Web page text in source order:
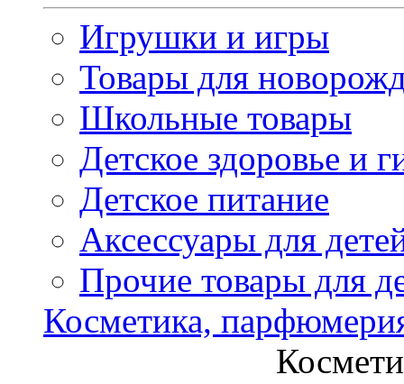
Игрушки и игры
Товары для
Школьные товары
Детское здоровье и
Детское питание
Аксессуары для
Прочие товары для
Косметика,